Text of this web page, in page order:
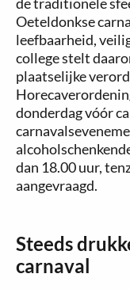
Oeteldonkse
leefbaarheid,
college stelt
plaatselijke
donderdag vóór
dan 18.00 uur,
aangevraagd.
Steeds
carnaval